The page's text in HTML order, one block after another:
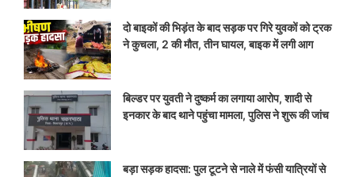
दो बाइकों की भिड़ंत के बाद सड़क पर गिरे युवकों को ट्रक
ने कुचला, 2 की मौत, तीन घायल, बाइक में लगी आग
बिल्डर पर युवती ने दुष्कर्म का लगाया आरोप, शादी से
इनकार के बाद थाने पहुंचा मामला, पुलिस ने शुरू की जांच
बड़ा सड़क हादसा: पुल टूटने से नाले में फंसी यात्रियों से